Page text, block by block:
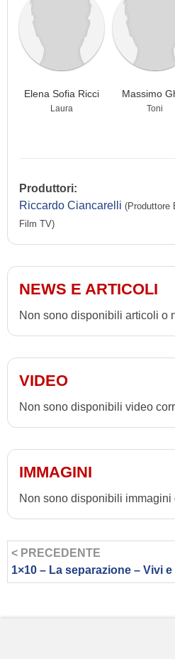
Elena Sofia Ricci
Laura
Massimo
Toni
Produttori:
Riccardo Ciancarelli (Produttore
Film TV)
NEWS E ARTICOLI
Non sono disponibili articoli o
VIDEO
Non sono disponibili video
IMMAGINI
Non sono disponibili
< PRECEDENTE
1×10 – La separazione – Vivi